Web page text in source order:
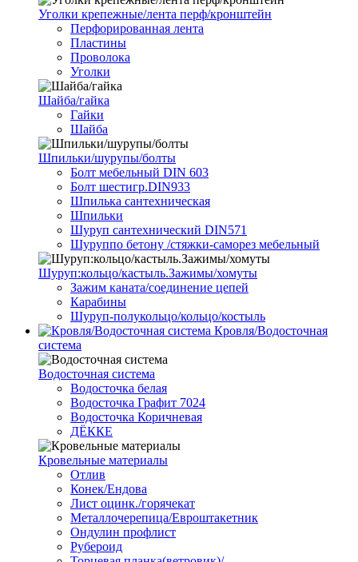
Уголки крепежные/лента перф/кронштейн
Перфорированная лента
Пластины
Проволока
Уголки
Шайба/гайка
Гайки
Шайба
Шпильки/шурупы/болты
Болт мебельный DIN 603
Болт шестигр.DIN933
Шпилька сантехническая
Шпильки
Шуруп сантехнический DIN571
Шуруппо бетону /стяжки-саморез мебельный
Шуруп:кольцо/кастыль.Зажимы/хомуты
Зажим каната/соединение цепей
Карабины
Шуруп-полукольцо/кольцо/костыль
Кровля/Водосточная
система
Водосточная система
Водосточка белая
Водосточка Графит 7024
Водосточка Коричневая
ДЁККЕ
Кровельные материалы
Отлив
Конек/Ендова
Лист оцинк./горячекат
Металлочерепица/Евроштакетник
Ондулин профлист
Рубероид